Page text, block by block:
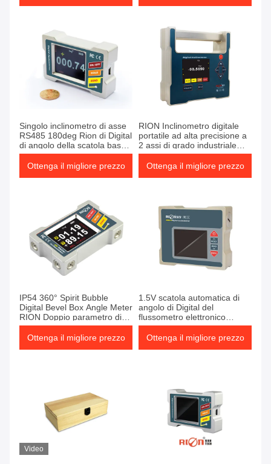
Singolo inclinometro di asse
RS485 180deg Rion di Digital
di angolo della scatola bassa
magnetica del cercatore
Ottenga il migliore prezzo
RION Inclinometro digitale
portatile ad alta precisione a
2 assi di grado industriale
0.002
Ottenga il migliore prezzo
IP54 360° Spirit Bubble
Digital Bevel Box Angle Meter
RION Doppio parametro di
riferimento
Ottenga il migliore prezzo
1.5V scatola automatica di
angolo di Digital del
flussometro elettronico
dell'inclinometro di Digital di
asse di temperatura 2
Ottenga il migliore prezzo
Video